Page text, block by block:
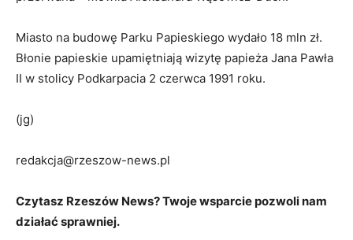
Miasto na budowę Parku Papieskiego wydało 18 mln zł.
Błonie papieskie upamiętniają wizytę papieża Jana Pawła
II w stolicy Podkarpacia 2 czerwca 1991 roku.
(jg)
redakcja@rzeszow-news.pl
Czytasz Rzeszów News? Twoje wsparcie pozwoli nam
działać sprawniej.